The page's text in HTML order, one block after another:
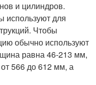
и цилиндров.
используют для
Чтобы
обычно используют
равна 46-213 мм,
566 до 612 мм, а